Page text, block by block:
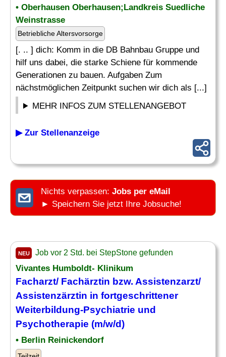
• Oberhausen Oberhausen;Landkreis Suedliche
Weinstrasse
Betriebliche Altersvorsorge
[. .. ] dich: Komm in die DB Bahnbau Gruppe und
hilf uns dabei, die starke Schiene für kommende
Generationen zu bauen. Aufgaben Zum
nächstmöglichen Zeitpunkt suchen wir dich als [...]
MEHR INFOS ZUM STELLENANGEBOT
▶ Zur Stellenanzeige
Nichts verpassen: Jobs per eMail
► Speichern Sie jetzt Ihre Jobsuche!
NEU Job vor 2 Std. bei StepStone gefunden
Vivantes Humboldt- Klinikum
Facharzt/ Fachärztin bzw. Assistenzarzt/
Assistenzärztin in fortgeschrittener
Weiterbildung-Psychiatrie und
Psychotherapie (m/w/d)
• Berlin Reinickendorf